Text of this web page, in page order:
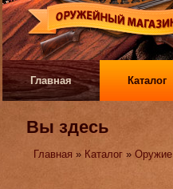
Главная Каталог
Вы здесь
Главная » Каталог »Оружие